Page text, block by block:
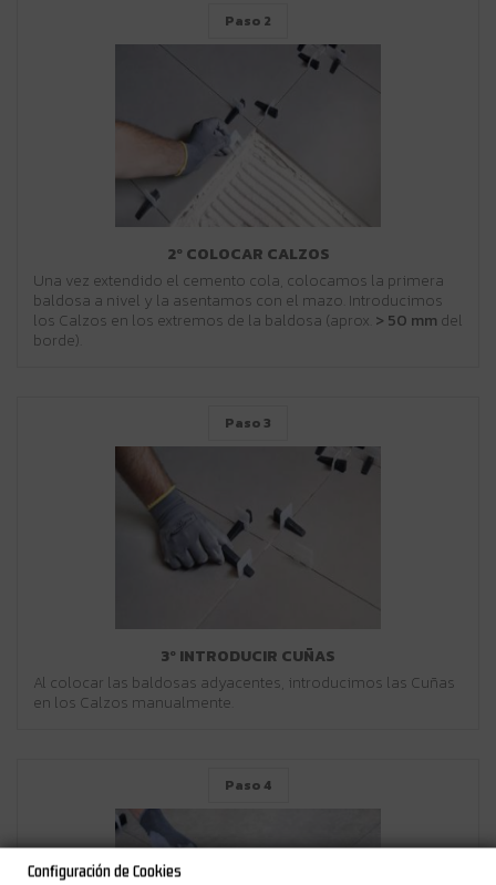
Paso 2
2º COLOCAR CALZOS
Una vez extendido el cemento cola, colocamos la primera
baldosa a nivel y la asentamos con el mazo. Introducimos
los Calzos en los extremos de la baldosa (aprox. > 50 mm del
borde).
Paso 3
3º INTRODUCIR CUÑAS
Al colocar las baldosas adyacentes, introducimos las Cuñas
en los Calzos manualmente.
Paso 4
Configuración de Cookies